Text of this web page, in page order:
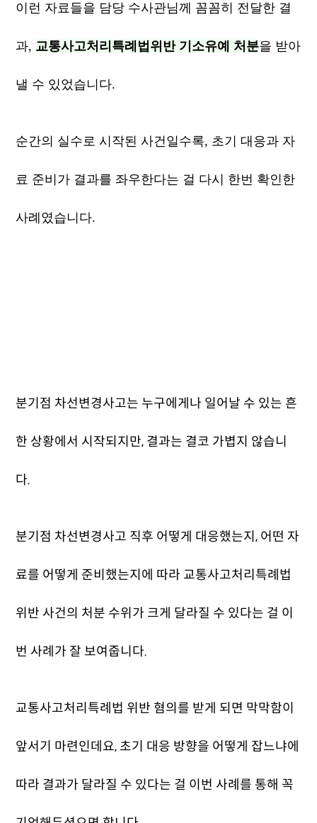
이런 자료들을 담당 수사관님께 꼼꼼히 전달한 결
과, 교통사고처리특례법위반 기소유예 처분을 받아
낼 수 있었습니다.
순간의 실수로 시작된 사건일수록, 초기 대응과 자
료 준비가 결과를 좌우한다는 걸 다시 한번 확인한
사례였습니다.
분기점 차선변경사고는 누구에게나 일어날 수 있는 흔
한 상황에서 시작되지만, 결과는 결코 가볍지 않습니
다.
분기점 차선변경사고 직후 어떻게 대응했는지, 어떤 자
료를 어떻게 준비했는지에 따라 교통사고처리특례법
위반 사건의 처분 수위가 크게 달라질 수 있다는 걸 이
번 사례가 잘 보여줍니다.
교통사고처리특례법 위반 혐의를 받게 되면 막막함이
앞서기 마련인데요, 초기 대응 방향을 어떻게 잡느냐에
따라 결과가 달라질 수 있다는 걸 이번 사례를 통해 꼭